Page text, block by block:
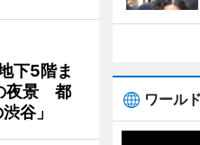
下5階ま
夜景 都
谷」
ワール